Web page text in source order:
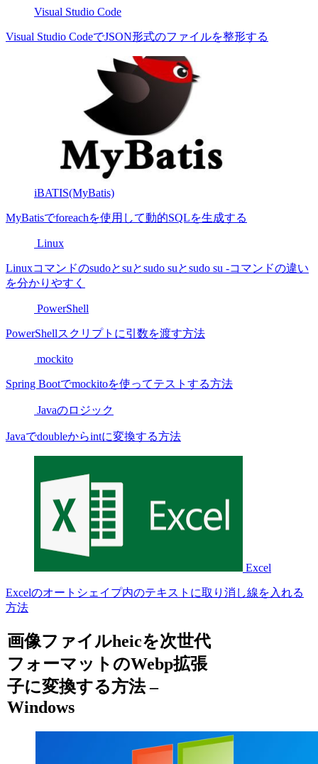
Visual Studio Code
Visual Studio CodeでJSON形式のファイルを整形する
iBATIS(MyBatis)
MyBatisでforeachを使用して動的SQLを生成する
Linux
Linuxコマンドのsudoとsuとsudo suとsudo su -コマンドの違い
を分かりやすく
PowerShell
PowerShellスクリプトに引数を渡す方法
mockito
Spring Bootでmockitoを使ってテストする方法
Javaのロジック
Javaでdoubleからintに変換する方法
Excel
Excelのオートシェイプ内のテキストに取り消し線を入れる
方法
画像ファイルheicを次世代
フォーマットのWebp拡張
子に変換する方法 –
Windows